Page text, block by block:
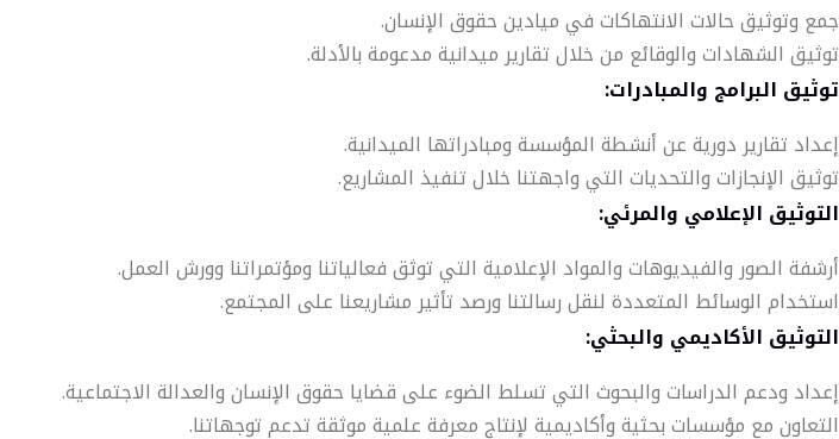
جمع وتوثيق حالات الانتهاكات في ميادين حقوق الإنسان.
توثيق الشهادات والوقائع من خلال تقارير ميدانية مدعومة بالأدلة.
توثيق البرامج والمبادرات:
إعداد تقارير دورية عن أنشطة المؤسسة ومبادراتها الميدانية.
توثيق الإنجازات والتحديات التي واجهتنا خلال تنفيذ المشاريع.
التوثيق الإعلامي والمرئي:
أرشفة الصور والفيديوهات والمواد الإعلامية التي توثق فعالياتنا ومؤتمراتنا وورش العمل.
استخدام الوسائط المتعددة لنقل رسالتنا ورصد تأثير مشاريعنا على المجتمع.
التوثيق الأكاديمي والبحثي:
إعداد ودعم الدراسات والبحوث التي تسلط الضوء على قضايا حقوق الإنسان والعدالة الاجتماعية.
التعاون مع مؤسسات بحثية وأكاديمية لإنتاج معرفة علمية موثقة تدعم توجهاتنا.